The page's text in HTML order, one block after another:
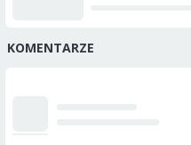
KOMENTARZE